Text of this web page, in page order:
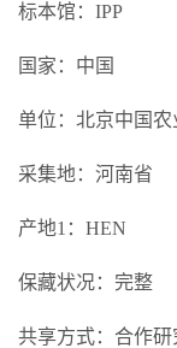
标本馆：IPP
国家：中国
单位：北京中国
采集地：河南省
产地1：HEN
保藏状况：完整
共享方式：合作研